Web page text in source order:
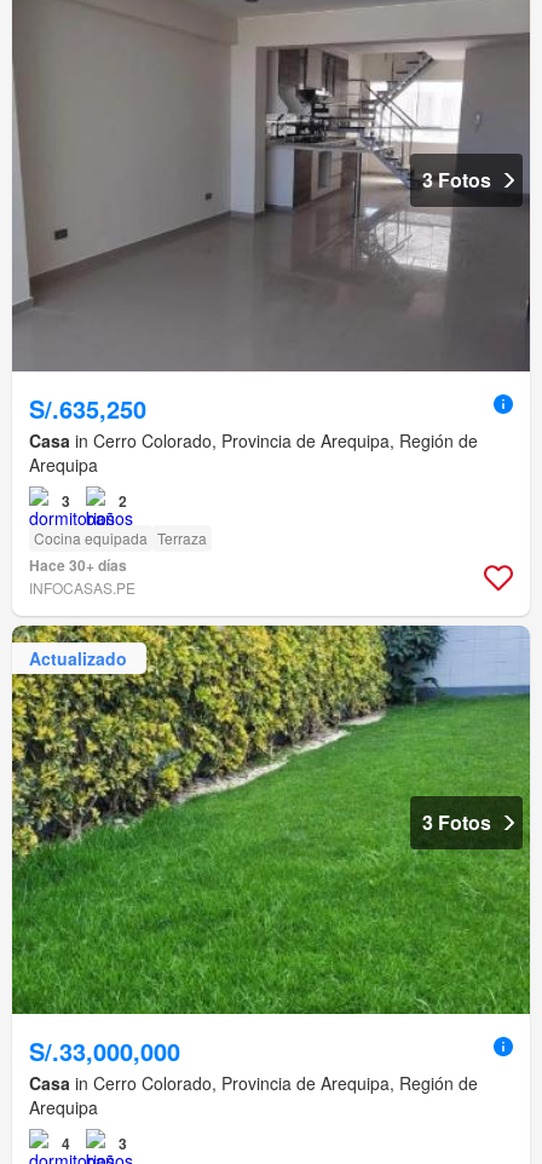
3 Fotos
S/.635,250
Casa in Cerro Colorado, Provincia de Arequipa, Región de
Arequipa
3 2
Cocina equipada Terraza
Hace 30+ días
INFOCASAS.PE
Actualizado
3 Fotos
S/.33,000,000
Casa in Cerro Colorado, Provincia de Arequipa, Región de
Arequipa
4 3